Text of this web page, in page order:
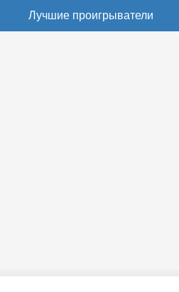
Лучшие проигрыватели